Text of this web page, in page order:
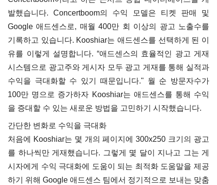
발했습니다. Concertboom의 수익 모델은 티켓 판매 및
Google 애드센스로, 매월 400만 회 이상의 광고 노출수를
기록하고 있습니다. Kooshiar는 애드센스를 선택하게 된 이
유를 이렇게 설명합니다. “애드센스의 효율적인 광고 게재
시스템으로 광고주와 게시자 모두 광고 게재를 통해 실적과
수익을 극대화할 수 있기 때문입니다." 월 순 방문자수가
100만 명으로 증가하자 Kooshiar는 애드센스를 통해 수익
을 증대할 수 있는 새로운 방법을 고민하기 시작했습니다.
간단한 변화로 수익을 극대화
처음에 Kooshiar는 몇 개의 페이지에 300x250 크기의 광고
를 하나씩만 게재했습니다. 그렇게 몇 달이 지나고 그는 게
시자에게 수익 극대화에 도움이 되는 최적화 도움말을 제공
하기 위해 Google 애드센스 팀에서 정기적으로 보내는 맞춤